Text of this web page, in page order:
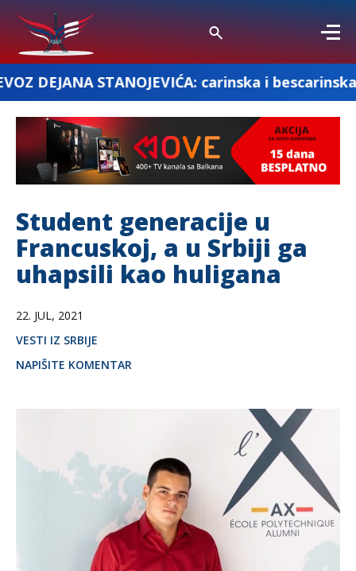
carinska i bescarinska roba
Student generacije u
Francuskoj, a u Srbiji ga
uhapsili kao huligana
22. JUL, 2021
VESTI IZ SRBIJE
NAPIŠITE KOMENTAR